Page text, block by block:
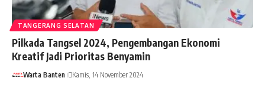
TANGERANG SELATAN
Pilkada Tangsel 2024, Pengembangan Ekonomi
Kreatif Jadi Prioritas Benyamin
Warta Banten Kamis, 14 November 2024